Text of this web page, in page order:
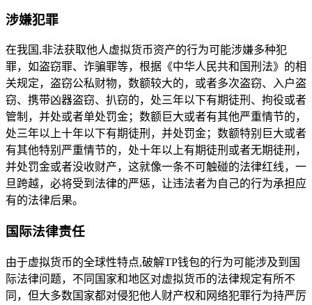
涉嫌犯罪
在我国,非法获取他人虚拟货币资产的行为可能涉嫌多种犯
罪，如盗窃罪、诈骗罪等，根据《中华人民共和国刑法》的相
关规定，盗窃公私财物，数额较大的，或者多次盗窃、入户盗
窃、携带凶器盗窃、扒窃的，处三年以下有期徒刑、拘役或者
管制，并处或者单处罚金；数额巨大或者有其他严重情节的，
处三年以上十年以下有期徒刑，并处罚金；数额特别巨大或者
有其他特别严重情节的，处十年以上有期徒刑或者无期徒刑，
并处罚金或者没收财产，这就像一条不可触碰的法律红线，一
旦跨越，必将受到法律的严惩，让违法者为自己的行为承担应
有的法律后果。
国际法律责任
由于虚拟货币的全球性特点,破解TP钱包的行为可能涉及到国
际法律问题，不同国家和地区对虚拟货币的法律规定有所不
同，但大多数国家都对侵犯他人财产权和网络犯罪行为持严厉